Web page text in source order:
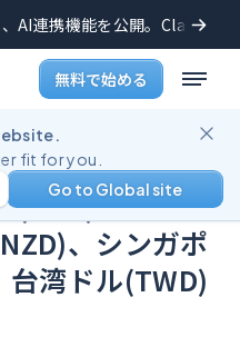
AI連携機能を公開。Claude
無料で始める
fit for you.
Go to Global site
(GBP)、ニュー
、シンガポ
台湾ドル(TWD)